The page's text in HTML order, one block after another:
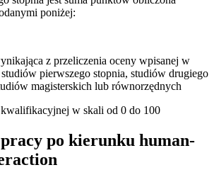
poniżej:
z przeliczenia oceny wpisanej w
pierwszego stopnia, studiów drugiego
magisterskich lub równorzędnych
w skali od 0 do 100
po kierunku human-